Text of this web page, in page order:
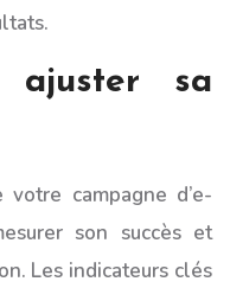
ajuster sa
campagne d’e-
son succès et
Les indicateurs clés